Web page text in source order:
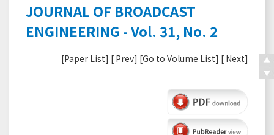
JOURNAL OF BROADCAST
ENGINEERING - Vol. 31, No. 2
[Paper List] [ Prev] [Go to Volume List] [ Next]